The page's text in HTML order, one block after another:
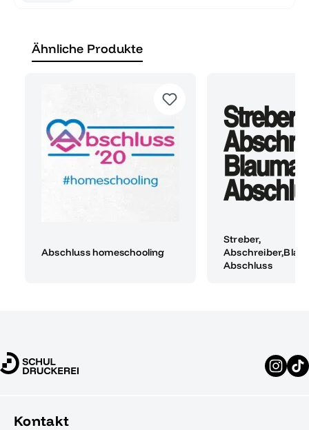
Ähnliche Produkte
Abschluss homeschooling
Streber,
Abschluss
Kontakt